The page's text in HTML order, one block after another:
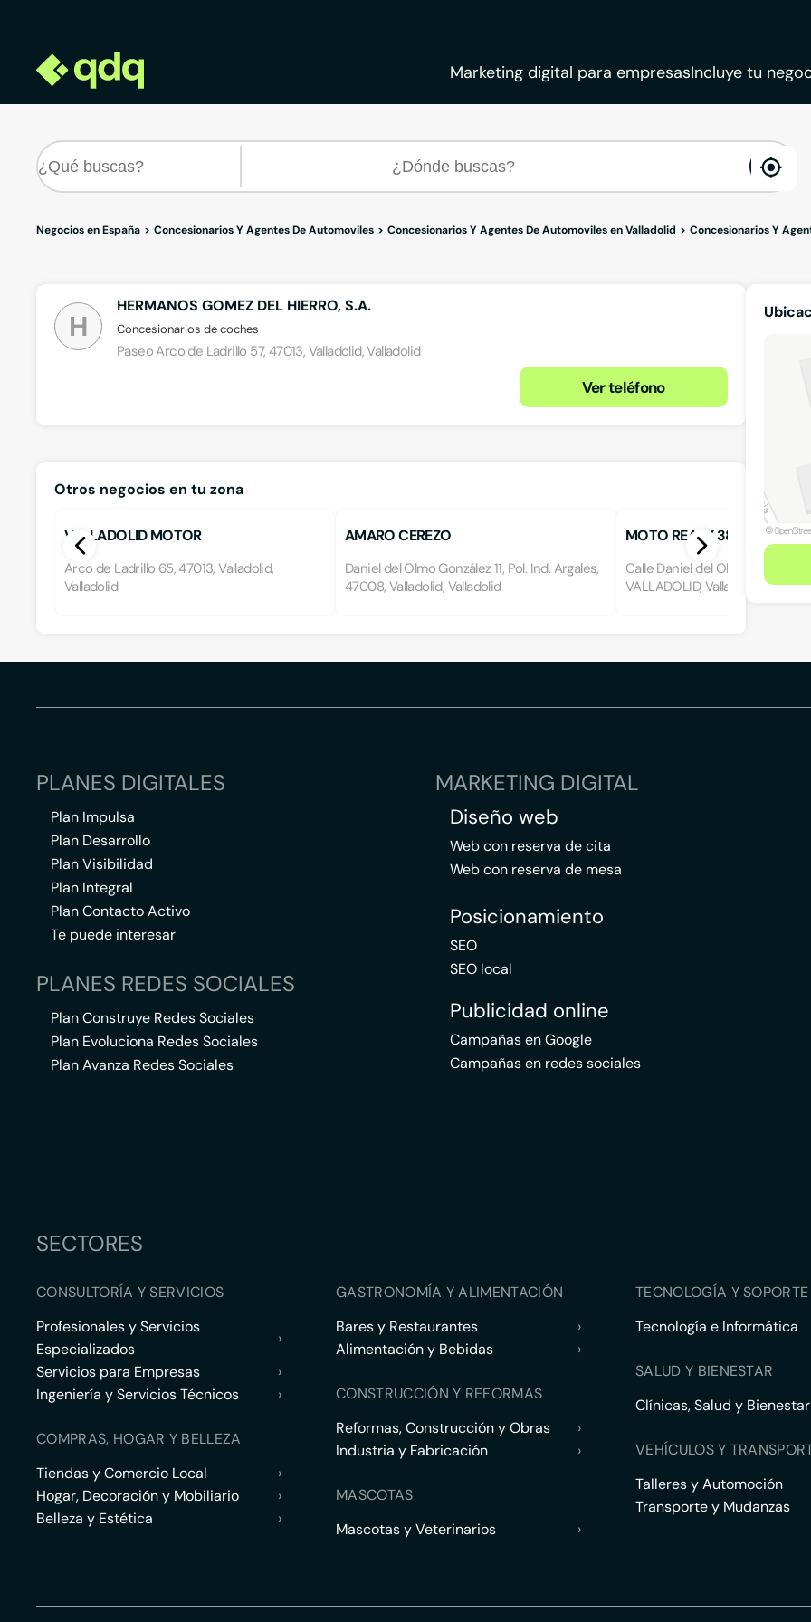
Marketing digital para empresasIncluye tu
Negocios en España Concesionarios Y Agentes De Automoviles Concesionarios Y Agentes De Automoviles en Valladolid Concesionarios Y
H
HERMANOS GOMEZ DEL HIERRO, S.A.
Concesionarios de coches
Paseo Arco de Ladrillo 57, 47013, Valladolid, Valladolid
Ver teléfono
Otros negocios en tu zona
VALLADOLID MOTOR
Arco de Ladrillo 65, 47013, Valladolid,
Valladolid
AMARO CEREZO
Daniel del Olmo González 11, Pol. Ind. Argales,
47008, Valladolid, Valladolid
MOTO READY 380 SL.
Calle Daniel del Olmo González
VALLADOLID, Valladolid
PLANES DIGITALES
Plan Impulsa
Plan Desarrollo
Plan Visibilidad
Plan Integral
Plan Contacto Activo
Te puede interesar
PLANES REDES SOCIALES
Plan Construye Redes Sociales
Plan Evoluciona Redes Sociales
Plan Avanza Redes Sociales
MARKETING DIGITAL
Diseño web
Web con reserva de cita
Web con reserva de mesa
Posicionamiento
SEO
SEO local
Publicidad online
Campañas en Google
Campañas en redes sociales
SECTORES
CONSULTORÍA Y SERVICIOS
Profesionales y Servicios
Especializados
›
Servicios para Empresas
›
Ingeniería y Servicios Técnicos
›
COMPRAS, HOGAR Y BELLEZA
Tiendas y Comercio Local
›
Hogar, Decoración y Mobiliario
›
Belleza y Estética
›
GASTRONOMÍA Y ALIMENTACIÓN
Bares y Restaurantes
›
Alimentación y Bebidas
›
CONSTRUCCIÓN Y REFORMAS
Reformas, Construcción y Obras
›
Industria y Fabricación
›
MASCOTAS
Mascotas y Veterinarios
›
TECNOLOGÍA Y
Tecnología e Informática
SALUD Y BIENESTAR
Clínicas, Salud y Bienestar
VEHÍCULOS Y
Talleres y Automoción
Transporte y Mudanzas